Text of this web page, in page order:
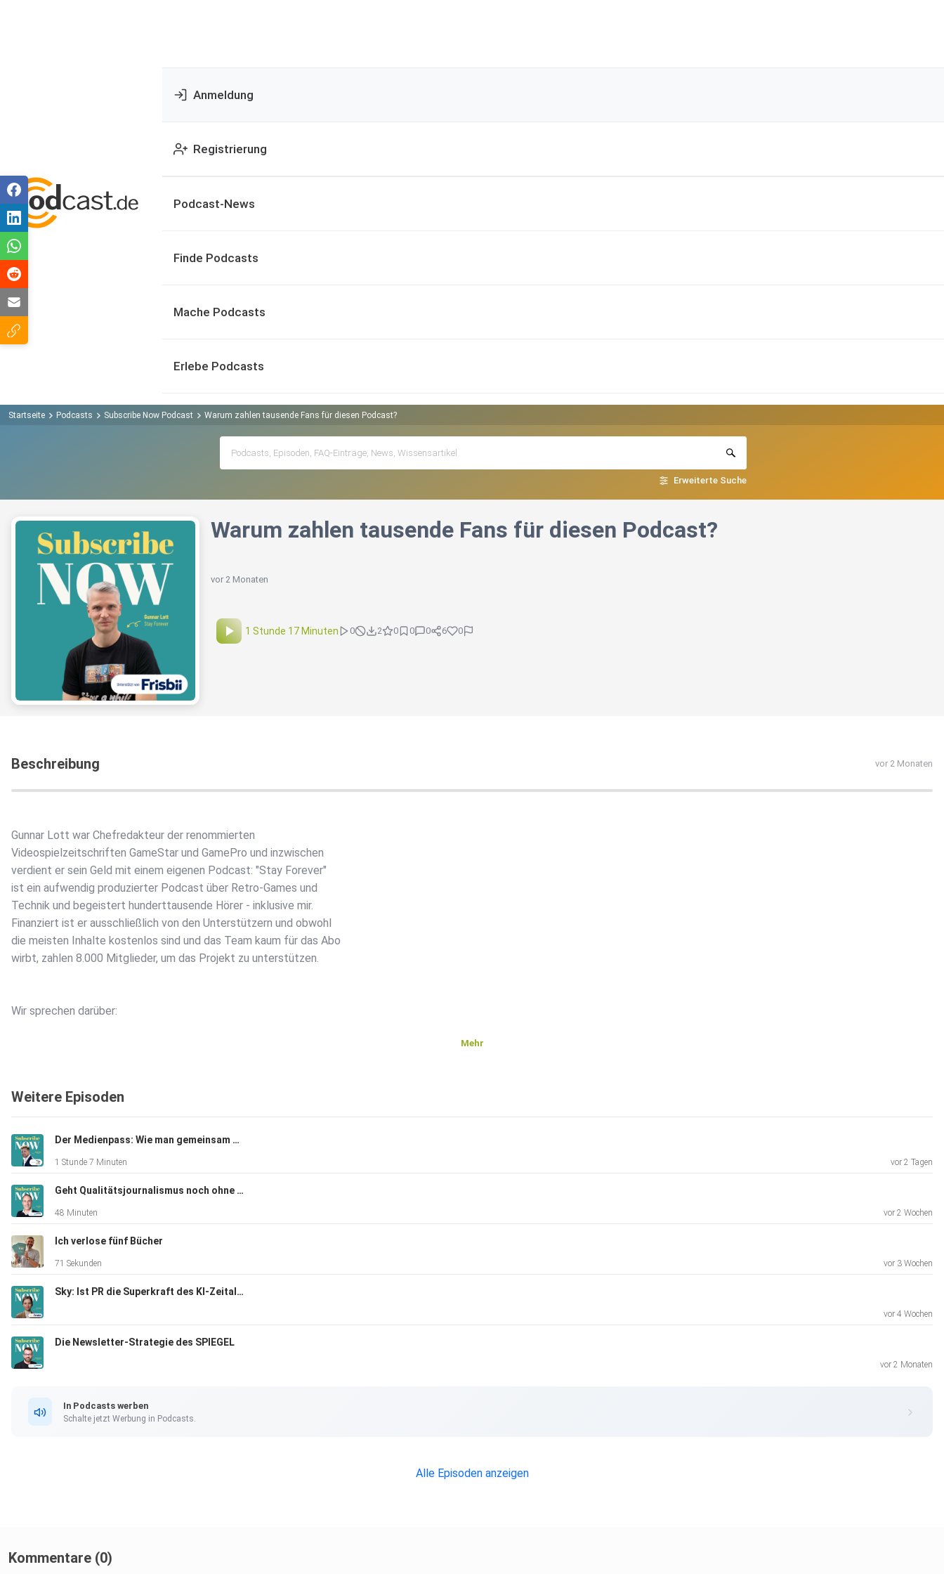
Anmeldung
Registrierung
Podcast-News
Finde Podcasts
Mache Podcasts
Erlebe Podcasts
Startseite Podcasts Subscribe Now Podcast Warum zahlen tausende Fans für diesen Podcast?
Erweiterte Suche
Warum zahlen tausende Fans für diesen Podcast?
vor 2 Monaten
1 Stunde 17 Minuten 0 2 0 0 0 6 0
Beschreibung vor 2 Monaten
Gunnar Lott war Chefredakteur der renommierten
Videospielzeitschriften GameStar und GamePro und inzwischen
verdient er sein Geld mit einem eigenen Podcast: "Stay Forever"
ist ein aufwendig produzierter Podcast über Retro-Games und
Technik und begeistert hunderttausende Hörer - inklusive mir.
Finanziert ist er ausschließlich von den Unterstützern und obwohl
die meisten Inhalte kostenlos sind und das Team kaum für das Abo
wirbt, zahlen 8.000 Mitglieder, um das Projekt zu unterstützen.
Wir sprechen darüber:
Wie sich Unterstützermodelle von Abos unterscheiden
Warum Gunnar jährlich 2.000 Geburtstagskarten für die
Abonnenten schreibt
Wie sie bei der GameStar eines der ersten Paid
Content-Modelle in Deutschland aufgebaut haben
Wie sie als kleines Medienunternehmen organisiert sind
ineffizient ist
und vieles mehr …
Mehr
Weitere Episoden
Der Medienpass: Wie man gemeinsam mehr Kunden gewinnt
1 Stunde 7 Minuten vor 2 Tagen
Geht Qualitätsjournalismus noch ohne Paywall?
48 Minuten vor 2 Wochen
Ich verlose fünf Bücher
71 Sekunden vor 3 Wochen
Sky: Ist PR die Superkraft des KI-Zeitalters?
vor 4 Wochen
Die Newsletter-Strategie des SPIEGEL
vor 2 Monaten
In Podcasts werben
Schalte jetzt Werbung in Podcasts.
Alle Episoden anzeigen
Kommentare (0)